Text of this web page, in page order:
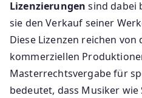
Lizenzierungen sind dabei
sie den Verkauf seiner
Diese Lizenzen reichen
kommerziellen
Masterrechtsvergabe für
bedeutet, dass Musiker